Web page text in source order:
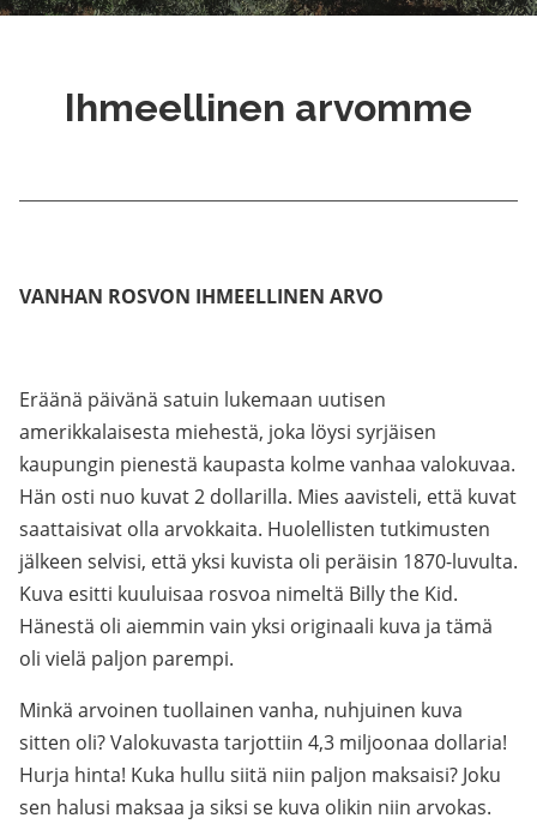
Ihmeellinen arvomme
VANHAN ROSVON IHMEELLINEN ARVO
Eräänä päivänä satuin lukemaan uutisen
amerikkalaisesta miehestä, joka löysi syrjäisen
kaupungin pienestä kaupasta kolme vanhaa valokuvaa.
Hän osti nuo kuvat 2 dollarilla. Mies aavisteli, että kuvat
saattaisivat olla arvokkaita. Huolellisten tutkimusten
jälkeen selvisi, että yksi kuvista oli peräisin 1870-luvulta.
Kuva esitti kuuluisaa rosvoa nimeltä Billy the Kid.
Hänestä oli aiemmin vain yksi originaali kuva ja tämä
oli vielä paljon parempi.
Minkä arvoinen tuollainen vanha, nuhjuinen kuva
sitten oli? Valokuvasta tarjottiin 4,3 miljoonaa dollaria!
Hurja hinta! Kuka hullu siitä niin paljon maksaisi? Joku
sen halusi maksaa ja siksi se kuva olikin niin arvokas.